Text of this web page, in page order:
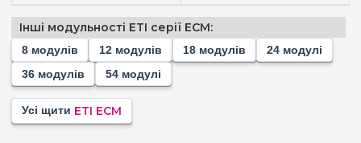
Комплектація клемами PE+N
У комплекті(2)
Матеріал корпусу
Пластик(2)
Інші модульності ETI серії ECM:
8 модулів 12 модулів 18 модулів
24 модулі
36 модулів
54 модулі
Усі щити ETI ECM